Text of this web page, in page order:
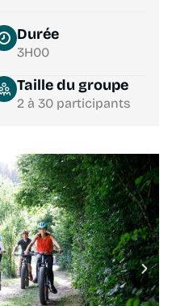
Durée
3H00
Taille du groupe
2 à 30 participants